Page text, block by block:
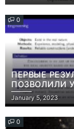
0
ПЕРВЫЕ
ПОЗВОЛИЛИ
ВРЕМЕНИ
МАТЕРИИ
January 5, 2023
0